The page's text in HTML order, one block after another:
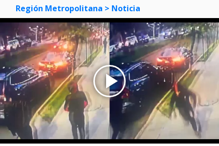
Región Metropolitana > Noticia